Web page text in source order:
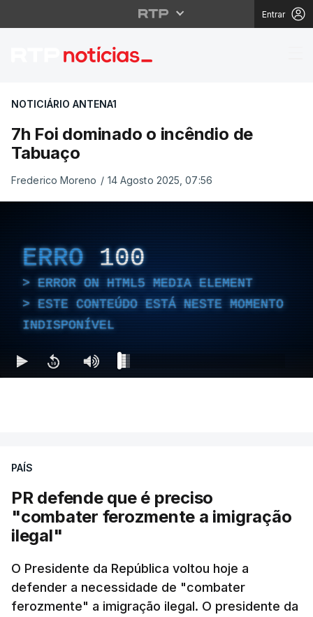
Entrar
7h Foi dominado o
NOTICIÁRIO ANTENA1
7h Foi dominado o incêndio de
Tabuaço
Frederico Moreno / 14 Agosto 2025, 07:56
ERRO 100
ERROR ON HTML5 MEDIA ELEMENT
ESTE CONTEÚDO ESTÁ NESTE MOMENTO
INDISPONÍVEL
PAÍS
PR defende que é preciso
"combater ferozmente a imigração
ilegal"
O Presidente da República voltou hoje a
defender a necessidade de "combater
ferozmente" a imigração ilegal. O presidente da